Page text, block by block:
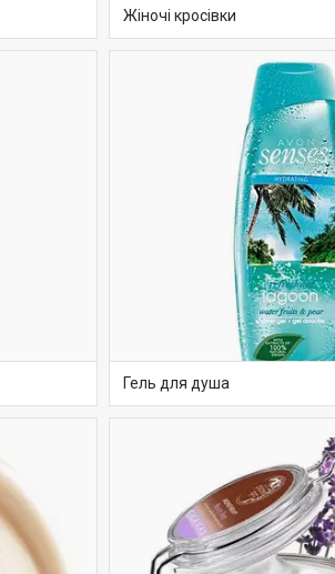
Жіночі кросівки
Гель для душа